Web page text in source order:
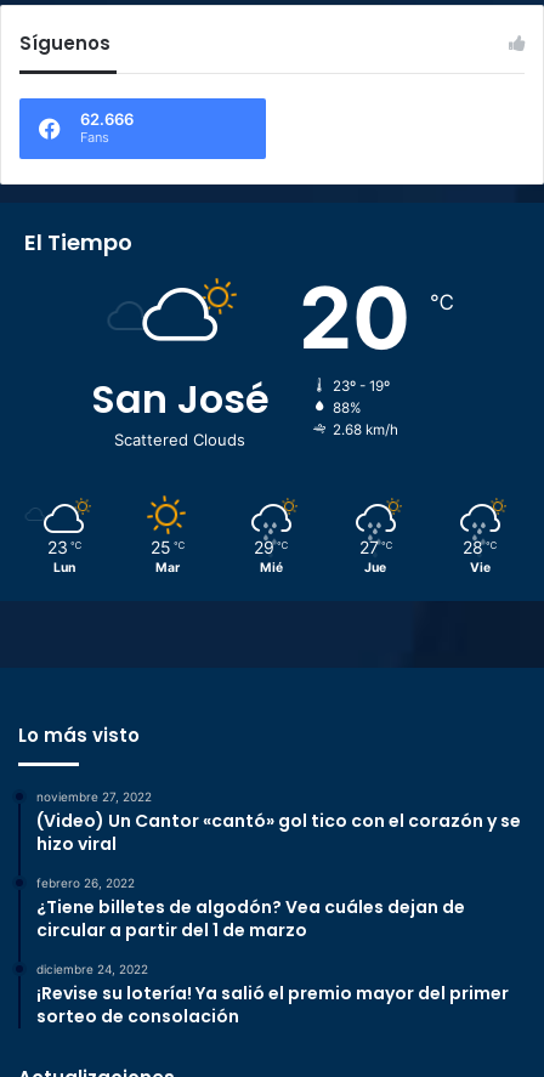
Síguenos
62.666
Fans
El Tiempo
San José
Scattered Clouds
20 ℃
23º - 19º
88%
2.68 km/h
23 ℃
Lun
25 ℃
Mar
29 ℃
Mié
27 ℃
Jue
28 ℃
Vie
Lo más visto
noviembre 27, 2022
(Video) Un Cantor «cantó» gol tico con el corazón y se
hizo viral
febrero 26, 2022
¿Tiene billetes de algodón? Vea cuáles dejan de
circular a partir del 1 de marzo
diciembre 24, 2022
¡Revise su lotería! Ya salió el premio mayor del primer
sorteo de consolación